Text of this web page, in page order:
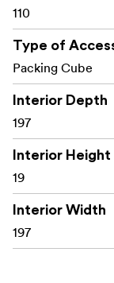
110
Type of
Packing Cube
Interior Depth
197
Interior Height
19
Interior Width
197